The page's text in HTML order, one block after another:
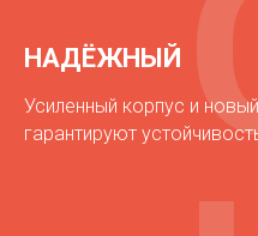
НАДЁЖНЫЙ
Усиленный корпус и
гарантируют
Главная>Продукция>РОИН Р-250